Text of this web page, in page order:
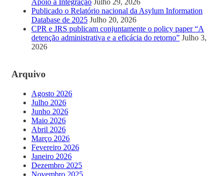
Apoio à Integração Julho 29, 2026
Publicado o Relatório nacional da Asylum Information
Database de 2025 Julho 20, 2026
CPR e JRS publicam conjuntamente o policy paper “A
detenção administrativa e a eficácia do retorno” Julho 3,
2026
Arquivo
Agosto 2026
Julho 2026
Junho 2026
Maio 2026
Abril 2026
Março 2026
Fevereiro 2026
Janeiro 2026
Dezembro 2025
Novembro 2025